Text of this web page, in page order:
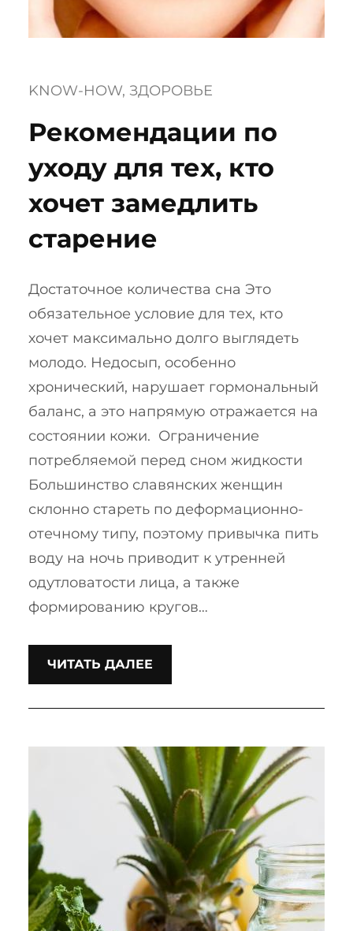
KNOW-HOW, ЗДОРОВЬЕ
Рекомендации по
уходу для тех, кто
хочет замедлить
старение
Достаточное количества сна Это
обязательное условие для тех, кто
хочет максимально долго выглядеть
молодо. Недосып, особенно
хронический, нарушает гормональный
баланс, а это напрямую отражается на
состоянии кожи. Ограничение
потребляемой перед сном жидкости
Большинство славянских женщин
склонно стареть по деформационно-
отечному типу, поэтому привычка пить
воду на ночь приводит к утренней
одутловатости лица, а также
формированию кругов…
ЧИТАТЬ ДАЛЕЕ